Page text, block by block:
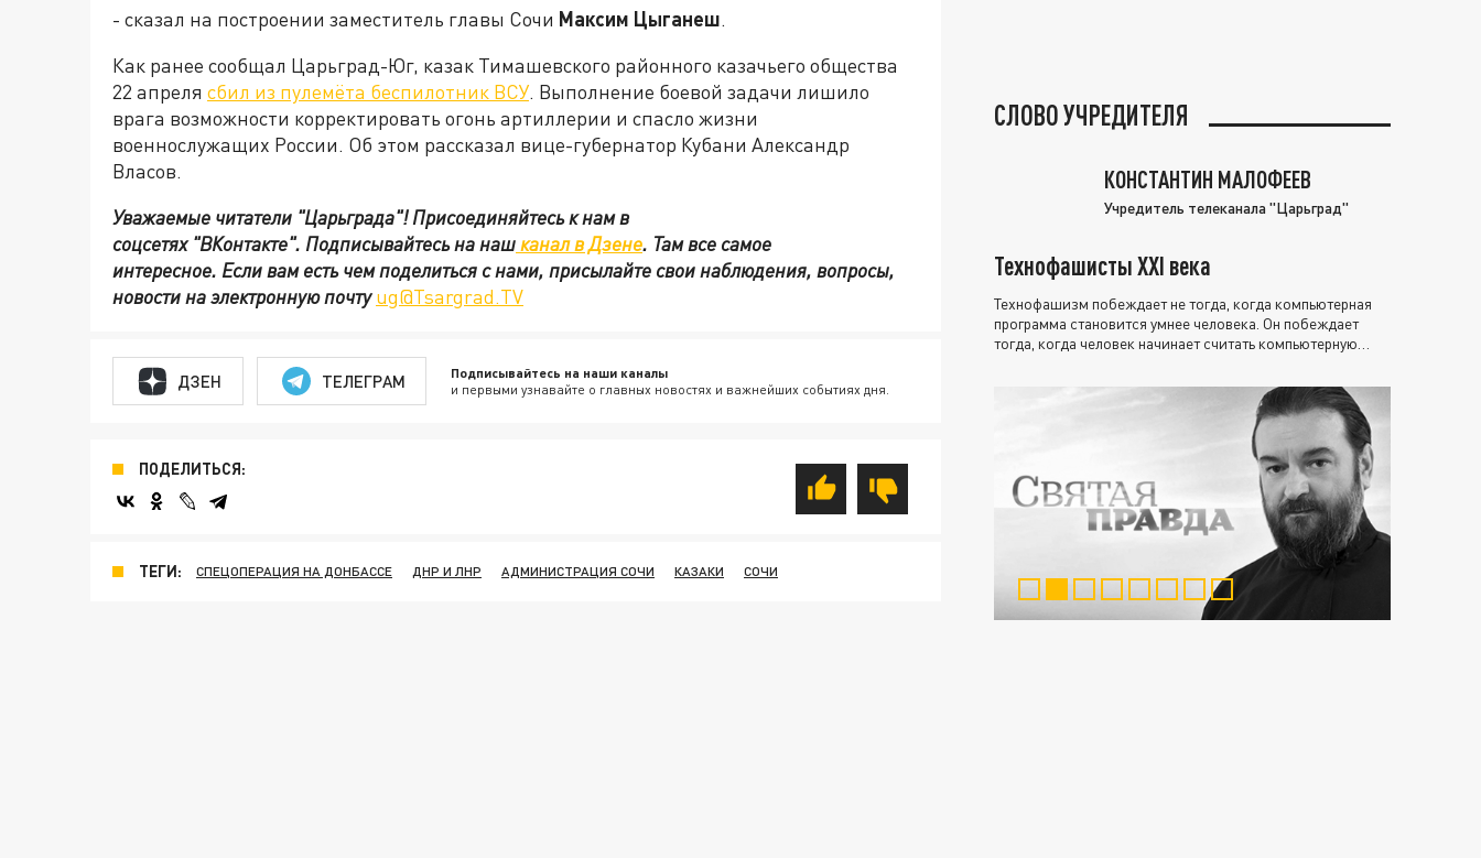
- сказал на построении заместитель главы Сочи Максим Цыганеш.
Как ранее сообщал Царьград-Юг, казак Тимашевского районного казачьего общества
22 апреля сбил из пулемёта беспилотник ВСУ. Выполнение боевой задачи лишило
врага возможности корректировать огонь артиллерии и спасло жизни
военнослужащих России. Об этом рассказал вице-губернатор Кубани Александр
Власов.
Уважаемые читатели "Царьграда"!Присоединяйтесь к нам в
соцсетях"ВКонтакте". Подписывайтесь на нашканал в Дзене. Там все самое
интересное. Если вам есть чем поделиться с нами, присылайте свои наблюдения, вопросы,
новости на электронную почтуug@Tsargrad.TV
ДЗЕН ТЕЛЕГРАМ Подписывайтесь на наши каналы
и первыми узнавайте о главных новостях и важнейших событиях дня.
ПОДЕЛИТЬСЯ:
ТЕГИ: СПЕЦОПЕРАЦИЯ НА ДОНБАССЕ ДНР И ЛНР АДМИНИСТРАЦИЯ СОЧИ КАЗАКИ СОЧИ
СЛОВО УЧРЕДИТЕЛЯ
КОНСТАНТИН МАЛОФЕЕВ
Учредитель телеканала "Царьград"
Технофашисты XXI века
Технофашизм побеждает не тогда, когда компьютерная
программа становится умнее человека. Он побеждает
тогда, когда человек начинает считать компьютерную